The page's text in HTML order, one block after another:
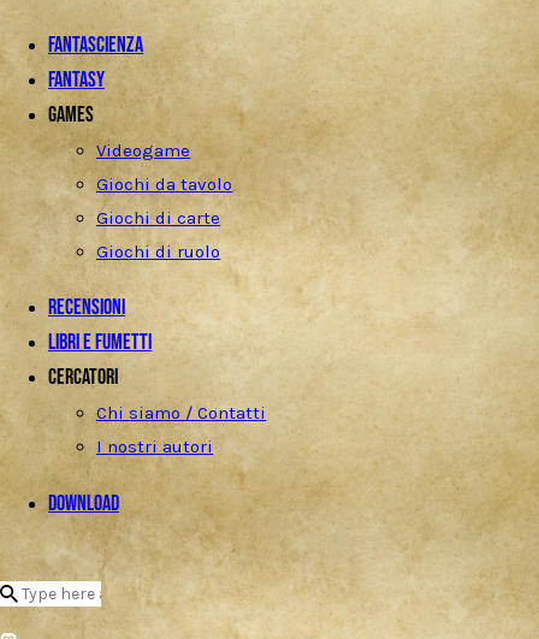
Fantascienza
Fantasy
Games
Videogame
Giochi da tavolo
Giochi di carte
Giochi di ruolo
Recensioni
Libri e fumetti
Cercatori
Chi siamo / Contatti
I nostri autori
Download